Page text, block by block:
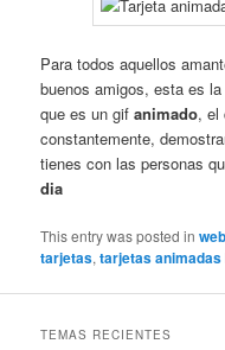
Para todos aquellos
buenos amigos, esta es
que es un gifanimado, el
constantemente,
tienes con las personas
dia
This entry was posted inweb
tarjetas,tarjetas animadas
TEMAS RECIENTES